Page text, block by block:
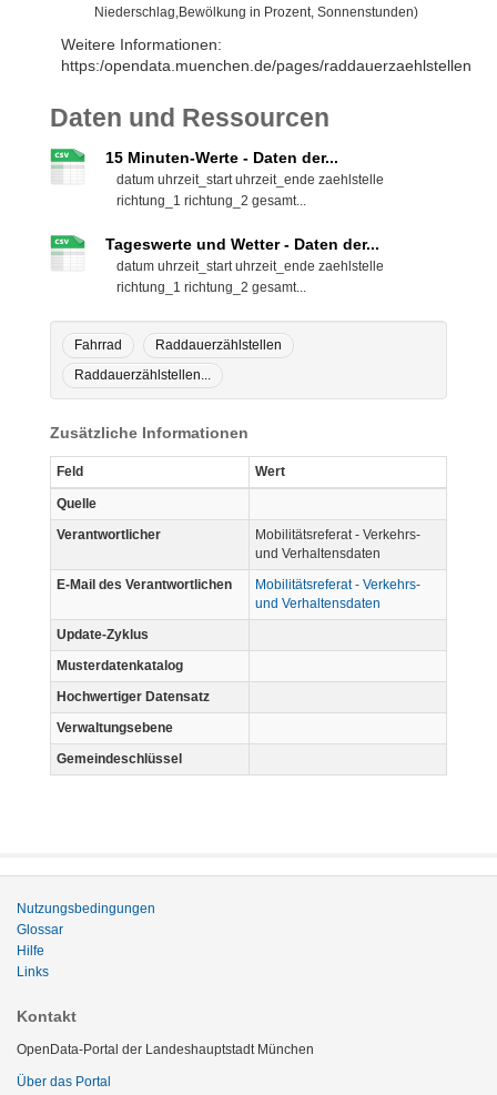
Niederschlag,Bewölkung in Prozent, Sonnenstunden)
Weitere Informationen:
https:/opendata.muenchen.de/pages/raddauerzaehlstellen
Daten und Ressourcen
15 Minuten-Werte - Daten der...
datum uhrzeit_start uhrzeit_ende zaehlstelle
richtung_1 richtung_2 gesamt...
Tageswerte und Wetter - Daten der...
datum uhrzeit_start uhrzeit_ende zaehlstelle
richtung_1 richtung_2 gesamt...
Fahrrad
Raddauerzählstellen
Raddauerzählstellen...
Zusätzliche Informationen
Feld Wert
Quelle
Verantwortlicher
Mobilitätsreferat - Verkehrs-
und Verhaltensdaten
E-Mail des Verantwortlichen
Mobilitätsreferat - Verkehrs-
und Verhaltensdaten
Update-Zyklus
Musterdatenkatalog
Hochwertiger Datensatz
Verwaltungsebene
Gemeindeschlüssel
Nutzungsbedingungen
Glossar
Hilfe
Links
Kontakt
OpenData-Portal der Landeshauptstadt München
Über das Portal